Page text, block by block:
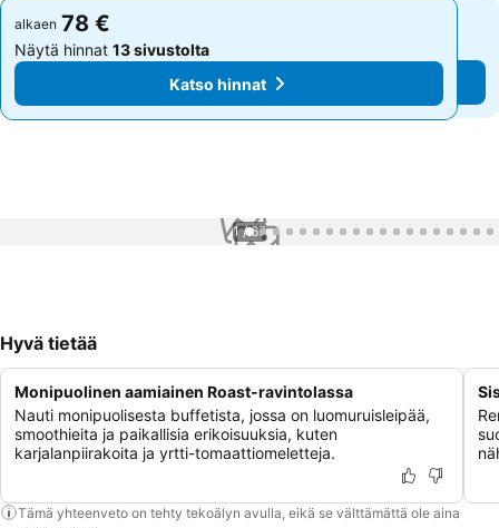
alkaen 78 €
Näytä hinnat 13 sivustolta
Katso hinnat
alkaen 78 €
Näytä hinnat 13 sivustolta
Katso hinnat
1 / 67
Hyvä tietää
Monipuolinen aamiainen Roast-ravintolassa
Nauti monipuolisesta buffetista, jossa on luomuruisleipää,
smoothieita ja paikallisia erikoisuuksia, kuten
karjalanpiirakoita ja yrtti-tomaattiomeletteja.
Tämä yhteenveto on tehty tekoälyn avulla, eikä se välttämättä ole aina